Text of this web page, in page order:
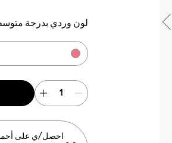
لون وردي بدرجة